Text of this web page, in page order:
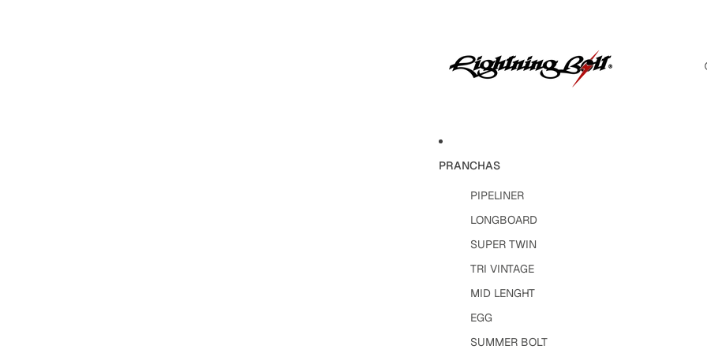
PRANCHAS
PIPELINER
LONGBOARD
SUPER TWIN
TRI VINTAGE
MID LENGHT
EGG
SUMMER BOLT